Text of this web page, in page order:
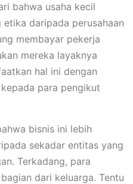
bahwa usaha kecil
daripada perusahaan
membayar pekerja
mereka layaknya
hal ini dengan
para pengikut
bisnis ini lebih
sekadar entitas yang
Terkadang, para
dari keluarga. Tentu